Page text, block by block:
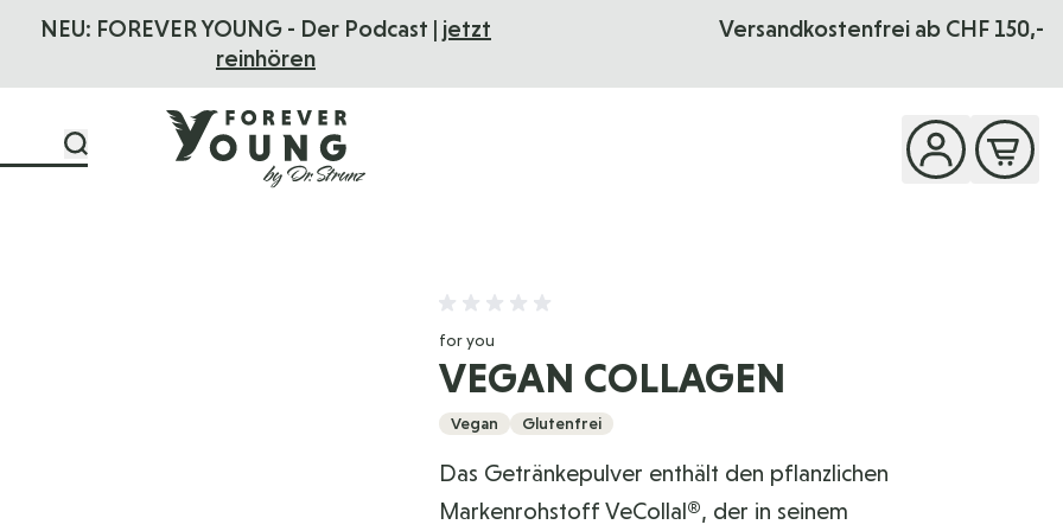
YOUNG - Der Podcast |jetzt
FOREVER YOUNG - 01. - 04.10.2026
Versandkostenfrei ab CHF 150,-
for you
VEGAN COLLAGEN
Vegan Glutenfrei
Das Getränkepulver enthält den pflanzlichen
Markenrohstoff VeCollal®, der in seinem